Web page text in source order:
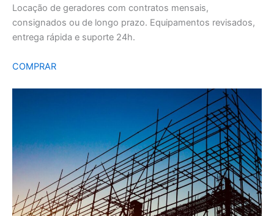
Locação de geradores com contratos mensais,
consignados ou de longo prazo. Equipamentos revisados,
entrega rápida e suporte 24h.
COMPRAR